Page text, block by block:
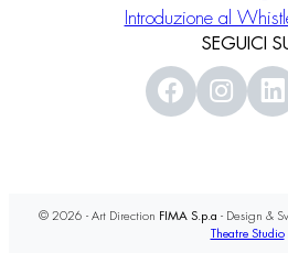
Introduzione al
SEGUICI
© 2026 - Art Direction FIMA S.p.a - Design &
Theatre Studio